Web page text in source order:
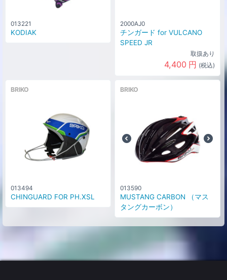
013221
KODIAK
2000AJ0
チンガード for VULCANO
SPEED JR
取扱あり
4,400 円 (税込)
BRIKO
013494
CHINGUARD FOR PH.XSL
BRIKO
013590
MUSTANG CARBON （マス
タングカーボン）